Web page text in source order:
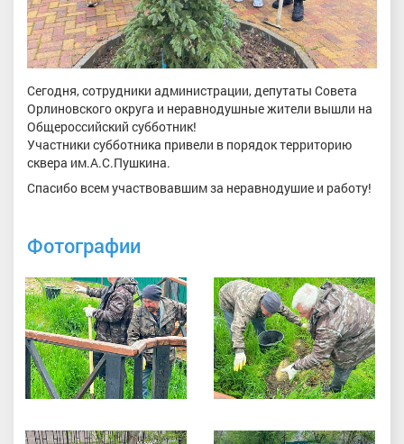
Сегодня, сотрудники администрации, депутаты Совета
Орлиновского округа и неравнодушные жители вышли на
Общероссийский субботник!
Участники субботника привели в порядок территорию
сквера им.А.С.Пушкина.
Спасибо всем участвовавшим за неравнодушие и работу!
Фотографии